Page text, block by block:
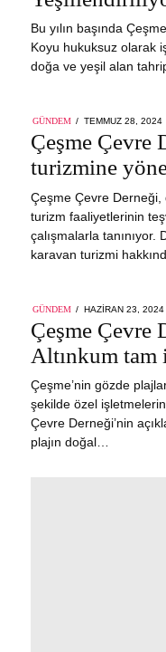
Bu yılın başında
Koyu hukuksuz olarak
doğa ve yeşil alan
GÜNDEM
POSTED
TEMMUZ 28, 2024
Çeşme Çevre
turizmine
Çeşme Çevre Derneği,
turizm faaliyetlerinin
çalışmalarla
karavan turizmi
GÜNDEM
POSTED
HAZIRAN 23, 2024
Çeşme Çevre
Altınkum tam
Çeşme’nin gözde
şekilde özel
Çevre Derneği’nin
plajın doğal…